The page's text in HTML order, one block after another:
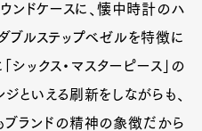
ンドケースに、懐中時計のハ
ブルステップベゼルを特徴に
シックス・マスターピース」の
といえる刷新をしながらも、
ブランドの精神の象徴だから